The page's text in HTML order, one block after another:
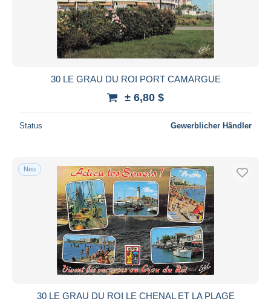
30 LE GRAU DU ROI PORT CAMARGUE
± 6,80 $
Status Gewerblicher Händler
Neu
30 LE GRAU DU ROI LE CHENAL ET LA PLAGE